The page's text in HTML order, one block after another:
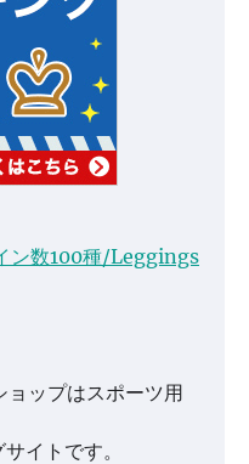
ン数100種/Leggings
ップはスポーツ用
イトです。